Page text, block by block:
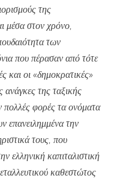
της
μέσα στον χρόνο,
των
που πέρασαν από τότε
και οι «δημοκρατικές»
ανάγκες της ταξικής
φορές τα ονόματα
επανειλημμένα την
τους, που
ελληνική καπιταλιστική
καθεστώτος